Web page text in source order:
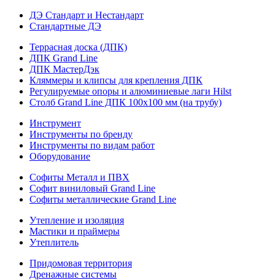
ДЭ Стандарт и Нестандарт
Стандартные ДЭ
Террасная доска (ДПК)
ДПК Grand Line
ДПК МастерДэк
Кляммеры и клипсы для крепления ДПК
Регулируемые опоры и алюминиевые лаги Hilst
Столб Grand Line ДПК 100х100 мм (на трубу)
Инструмент
Инструменты по бренду
Инструменты по видам работ
Оборудование
Софиты Металл и ПВХ
Софит виниловый Grand Line
Софиты металлические Grand Line
Утепление и изоляция
Мастики и праймеры
Утеплитель
Придомовая территория
Дренажные системы